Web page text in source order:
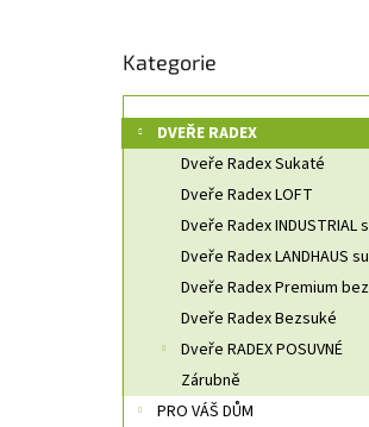
kategorie
Kategorie
DVEŘE RADEX
Dveře Radex Sukaté
Dveře Radex LOFT
Dveře Radex INDUSTRIAL
Dveře Radex LANDHAUS
Dveře Radex Premium
Dveře Radex Bezsuké
Dveře RADEX POSUVNÉ
Zárubně
PRO VÁŠ DŮM